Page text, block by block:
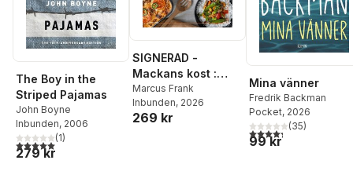
The Boy in the
Striped Pajamas
John Boyne
Inbunden, 2006
5,0utav 5 stjärnor. Totalt antal röster:
(1)
279 kr
SIGNERAD -
Mackans kost :
Middagar och
matlådor
Marcus Frank
Inbunden, 2026
269 kr
Mina vänner
Fredrik Backman
Pocket, 2026
4,3utav 5 stjärnor.
(35)
99 kr